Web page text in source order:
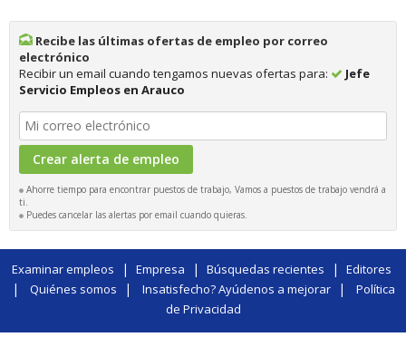
Recibe las últimas ofertas de empleo por correo
electrónico
Recibir un email cuando tengamos nuevas ofertas para:
Jefe
Servicio Empleos en Arauco
Ahorre tiempo para encontrar puestos de trabajo, Vamos a puestos de trabajo vendrá a
ti.
Puedes cancelar las alertas por email cuando quieras.
Examinar empleos | Empresa | Búsquedas recientes | Editores
| Quiénes somos | Insatisfecho? Ayúdenos a mejorar|
Política
de Privacidad